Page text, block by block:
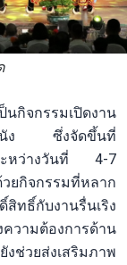
นกิจกรรมเปิดงาน
านัง ซึ่งจัดขึ้นที่
ะหว่างวันที่ 4-7
กิจกรรมที่หลาก
ทธิ์กับงานรื่นเริง
วามต้องการด้าน
ช่วยส่งเสริมภาพ